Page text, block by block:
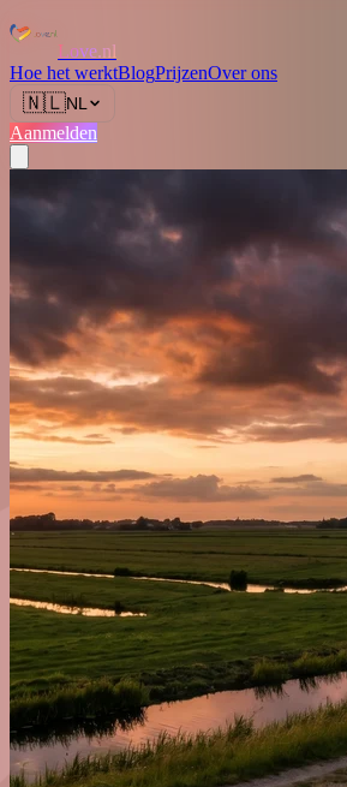
Love.nl
Hoe het werktBlogPrijzenOver ons
🇳🇱NL
Aanmelden